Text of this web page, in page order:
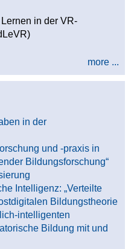
in der VR-
more ...
in der
und -praxis in
Bildungsforschung“
Intelligenz: „Verteilte
Bildungstheorie
intelligenten
Bildung mit und